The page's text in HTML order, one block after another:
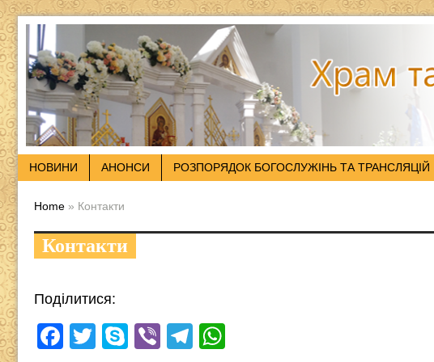
НОВИНИ АНОНСИ РОЗПОРЯДОК БОГОСЛУЖІНЬ ТА ТРАНСЛЯЦІЙ
Home » Контакти
Контакти
Поділитися:
F
T
S
Vi
T